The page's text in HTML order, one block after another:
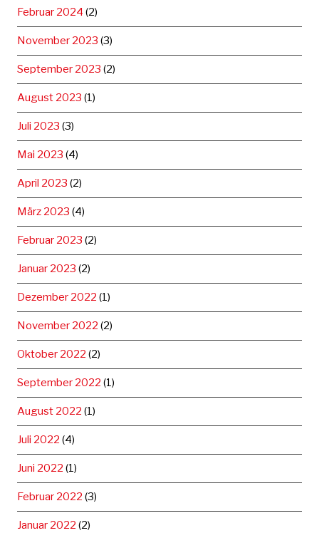
Februar 2024 (2)
November 2023 (3)
September 2023 (2)
August 2023 (1)
Juli 2023 (3)
Mai 2023 (4)
April 2023 (2)
März 2023 (4)
Februar 2023 (2)
Januar 2023 (2)
Dezember 2022 (1)
November 2022 (2)
Oktober 2022 (2)
September 2022 (1)
August 2022 (1)
Juli 2022 (4)
Juni 2022 (1)
Februar 2022 (3)
Januar 2022 (2)